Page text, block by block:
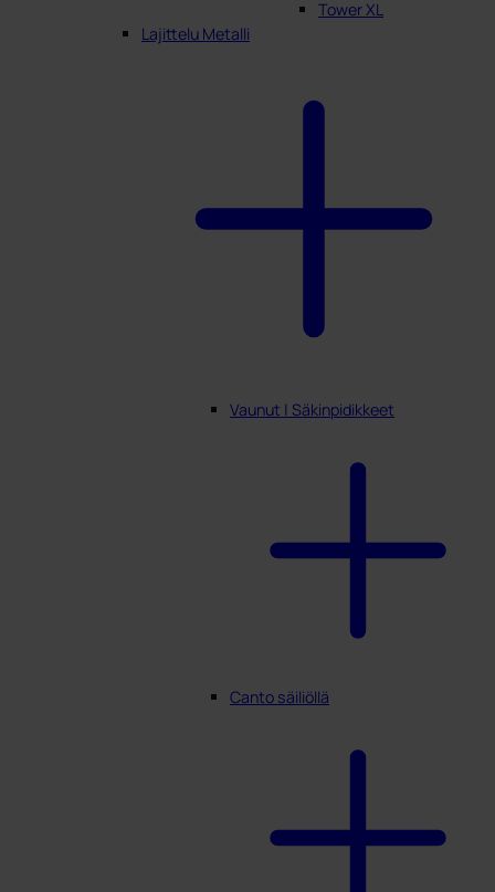
Tower XL
Lajittelu Metalli
Vaunut | Säkinpidikkeet
Canto säiliöllä